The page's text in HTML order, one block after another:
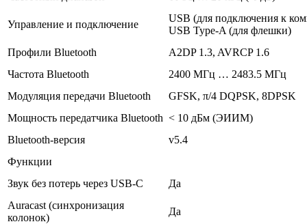
Управление и подключение
USB (для подключения к
USB Type-A (для флешки)
Профили Bluetooth
A2DP 1.3, AVRCP 1.6
Частота Bluetooth
2400 МГц … 2483.5 МГц
Модуляция передачи Bluetooth
GFSK, π/4 DQPSK, 8DPSK
Мощность передатчика Bluetooth < 10 дБм (ЭИИМ)
Bluetooth-версия
v5.4
Функции
Звук без потерь через USB-C
Да
Auracast (синхронизация
колонок)
Да